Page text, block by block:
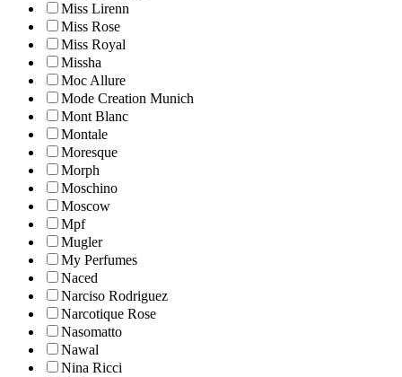
Miss Lirenn
Miss Rose
Miss Royal
Missha
Moc Allure
Mode Creation Munich
Mont Blanc
Montale
Moresque
Morph
Moschino
Moscow
Mpf
Mugler
My Perfumes
Naced
Narciso Rodriguez
Narcotique Rose
Nasomatto
Nawal
Nina Ricci